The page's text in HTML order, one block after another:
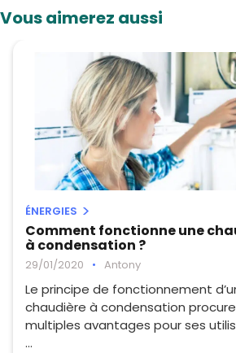
Vous aimerez aussi
ÉNERGIES
Comment fonctionne une
à condensation ?
29/01/2020 • Antony
Le principe de fonctionnement
chaudière à condensation
multiples avantages pour ses
...